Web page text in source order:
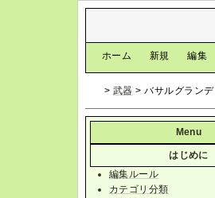
ホーム 新規 編集
> 武器 > バサルグランデ
Menu
はじめに
編集ルール
カテゴリ分類